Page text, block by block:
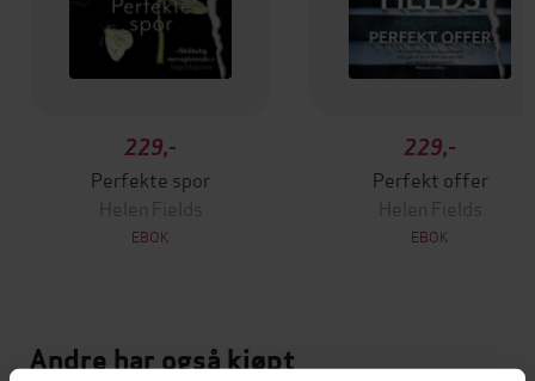
229,-
Perfekte spor
Helen Fields
EBOK
229,-
Perfekt offer
Helen Fields
EBOK
Andre har også kjøpt